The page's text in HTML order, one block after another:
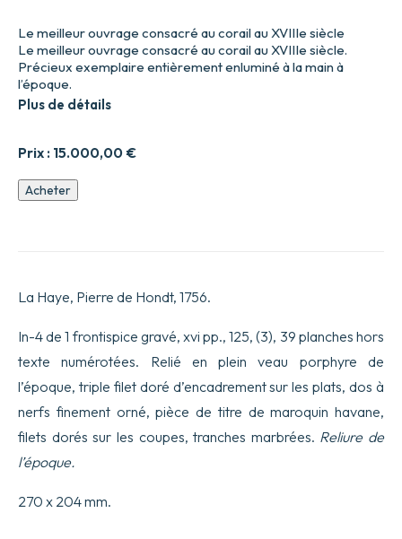
Prix : 15.000,00 €
Le meilleur ouvrage consacré au corail au XVIIIe siècle
Le meilleur ouvrage consacré au corail au XVIIIe siècle.
Précieux exemplaire entièrement enluminé à la main à
l’époque.
Plus de détails
quantité
de
corallines,
d’autres
marines
du
même
genre,
qu’on
trouve
communément
les
cotes
Acheter
La Haye, Pierre de Hondt, 1756.
In-4 de 1 frontispice gravé, xvi pp., 125, (3), 39 planches hors
texte numérotées. Relié en plein veau porphyre de
l’époque, triple filet doré d’encadrement sur les plats, dos à
nerfs finement orné, pièce de titre de maroquin havane,
filets dorés sur les coupes, tranches marbrées. Reliure de
l’époque.
270 x 204 mm.